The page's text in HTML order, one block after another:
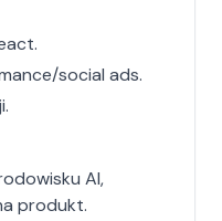
social ads.
AI,
produkt.